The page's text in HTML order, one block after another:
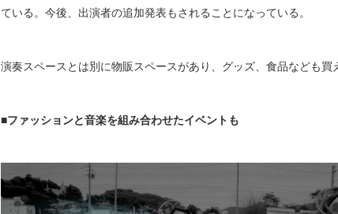
ている。今後、出演者の追加発表もされることになっている。
演奏スペースとは別に物販スペースがあり、グッズ、食品なども買
■ファッションと音楽を組み合わせたイベントも